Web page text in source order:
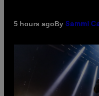
5 hours agoBy Sammi